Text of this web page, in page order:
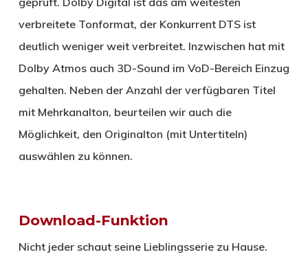
verbreitete Tonformat, der Konkurrent DTS ist
deutlich weniger weit verbreitet. Inzwischen hat mit
Dolby Atmos auch 3D-Sound im VoD-Bereich Einzug
gehalten. Neben der Anzahl der verfügbaren Titel
mit Mehrkanalton, beurteilen wir auch die
Möglichkeit, den Originalton (mit Untertiteln)
auswählen zu können.
Download-Funktion
Nicht jeder schaut seine Lieblingsserie zu Hause.